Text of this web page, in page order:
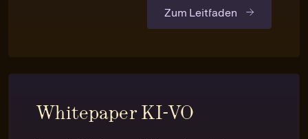
Zum Leitfaden
Whitepaper KI-VO